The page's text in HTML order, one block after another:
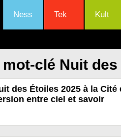
Ness Tek Kult
clé Nuit
des Étoiles 2025 à la
entre ciel et savoir